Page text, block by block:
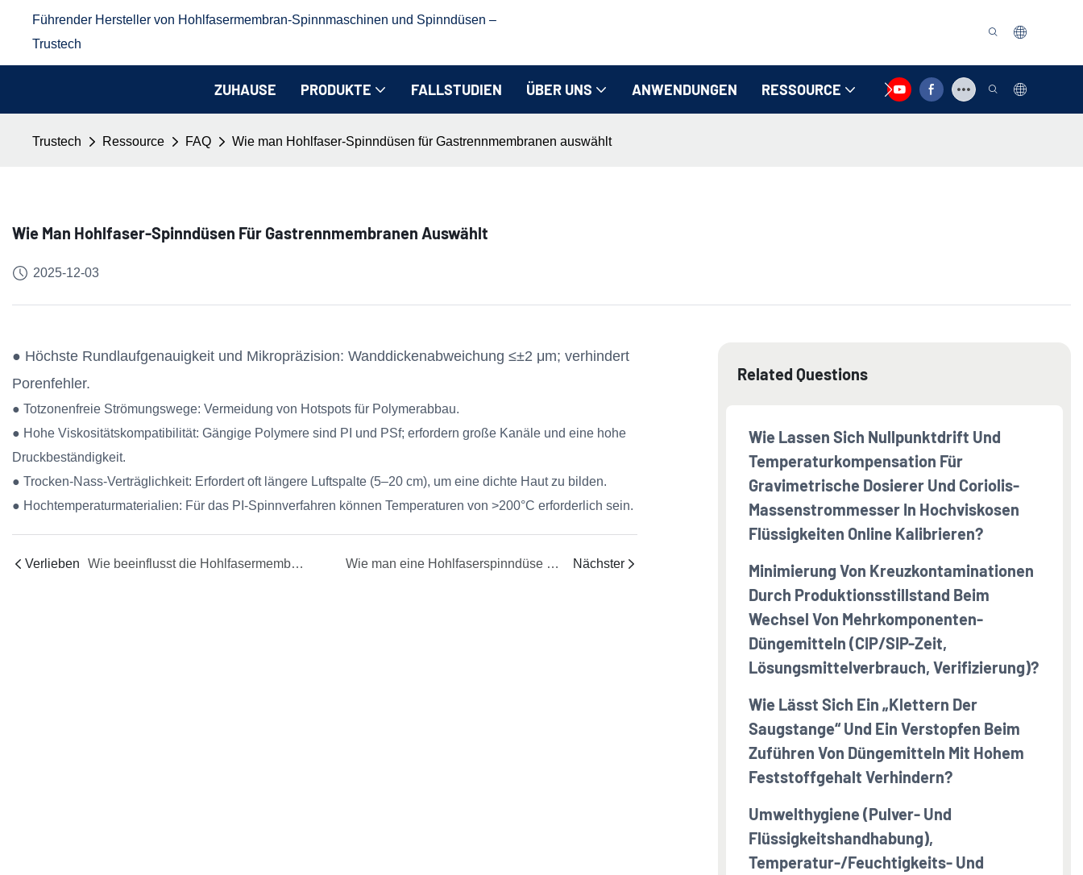
Führender Hersteller von Hohlfasermembran-Spinnmaschinen und Spinndüsen –
Trustech
ZUHAUSE PRODUKTE FALLSTUDIEN ÜBER UNS ANWENDUNGEN RESSOURCE KONTAKTIEREN SIE UNS
Trustech Ressource FAQ Wie man Hohlfaser-Spinndüsen für Gastrennmembranen auswählt
Wie Man Hohlfaser-Spinndüsen Für Gastrennmembranen Auswählt
2025-12-03
● Höchste Rundlaufgenauigkeit und Mikropräzision: Wanddickenabweichung ≤±2 μm; verhindert
Porenfehler.
● Totzonenfreie Strömungswege: Vermeidung von Hotspots für Polymerabbau.
● Hohe Viskositätskompatibilität: Gängige Polymere sind PI und PSf; erfordern große Kanäle und eine hohe
Druckbeständigkeit.
● Trocken-Nass-Verträglichkeit: Erfordert oft längere Luftspalte (5–20 cm), um eine dichte Haut zu bilden.
● Hochtemperaturmaterialien: Für das PI-Spinnverfahren können Temperaturen von >200°C erforderlich sein.
Verlieben Wie beeinflusst die Hohlfasermembran-Spinndüse die Spinnqualität? Wie man eine Hohlfaserspinndüse mit geflochtener Schlauchbeschichtung auswählt Nächster
Related Questions
Wie Lassen Sich Nullpunktdrift Und
Temperaturkompensation Für
Gravimetrische Dosierer Und Coriolis-
Massenstrommesser In Hochviskosen
Flüssigkeiten Online Kalibrieren?
Minimierung Von Kreuzkontaminationen
Durch Produktionsstillstand Beim
Wechsel Von Mehrkomponenten-
Düngemitteln (CIP/SIP-Zeit,
Lösungsmittelverbrauch, Verifizierung)?
Wie Lässt Sich Ein „Klettern Der
Saugstange“ Und Ein Verstopfen Beim
Zuführen Von Düngemitteln Mit Hohem
Feststoffgehalt Verhindern?
Umwelthygiene (Pulver- Und
Flüssigkeitshandhabung),
Temperatur-/Feuchtigkeits- Und